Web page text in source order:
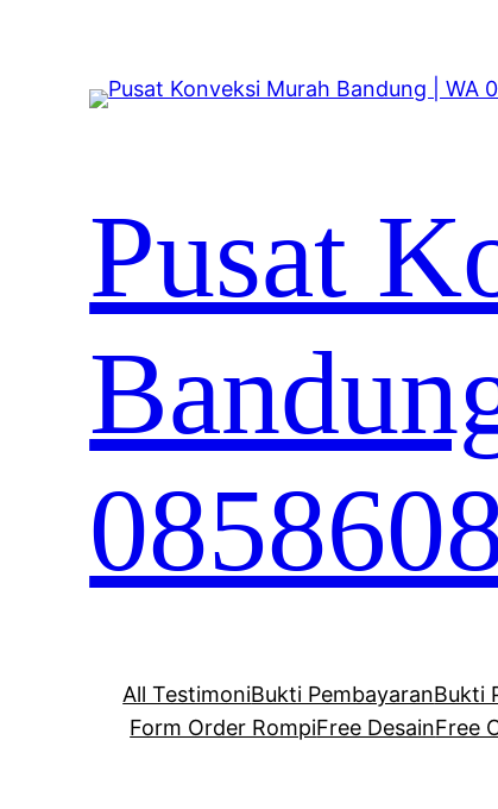
Pusat
All TestimoniBukti PembayaranBukti
Form Order RompiFree DesainFree